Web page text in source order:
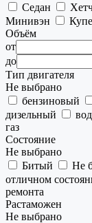
Седан
Минивэн
Купе
Объём
от
до
Тип двигателя
Не выбрано
бензиновый
дизельный
газ
Состояние
Не выбрано
Битый
Не
отличном
ремонта
Растаможен
Не выбрано